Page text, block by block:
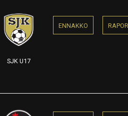
SJK U17
ENNAKKO